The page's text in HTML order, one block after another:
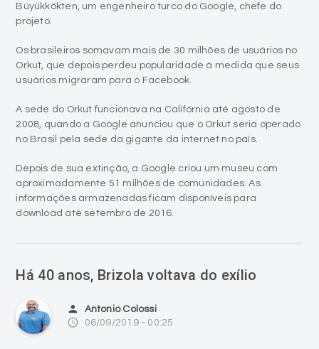
Büyükkökten, um engenheiro turco do Google, chefe do
projeto.
Os brasileiros somavam mais de 30 milhões de usuários no
Orkut, que depois perdeu popularidade à medida que seus
usuários migraram para o Facebook.
A sede do Orkut funcionava na Califórnia até agosto de
2008, quando a Google anunciou que o Orkut seria operado
no Brasil pela sede da gigante da internet no país.
Depois de sua extinção, a Google criou um museu com
aproximadamente 51 milhões de comunidades. As
informações armazenadas ficam disponíveis para
download até setembro de 2016.
Há 40 anos, Brizola voltava do exílio
person Antonio Colossi
access_time 06/09/2019 - 00:25